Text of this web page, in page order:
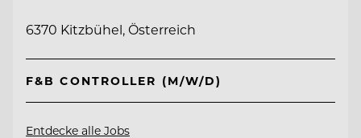
6370 Kitzbühel, Österreich
F&B CONTROLLER (M/W/D)
Entdecke alle Jobs